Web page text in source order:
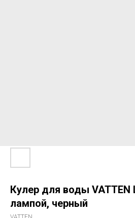
Кулер для воды VATTEN
лампой, черный